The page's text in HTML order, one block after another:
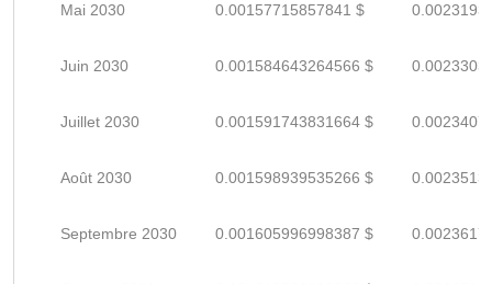
Mai 2030 0.00157715857841 $
Juin 2030 0.001584643264566 $
Juillet 2030 0.001591743831664 $
Août 2030 0.001598939535266 $
Septembre 2030 0.001605996998387 $